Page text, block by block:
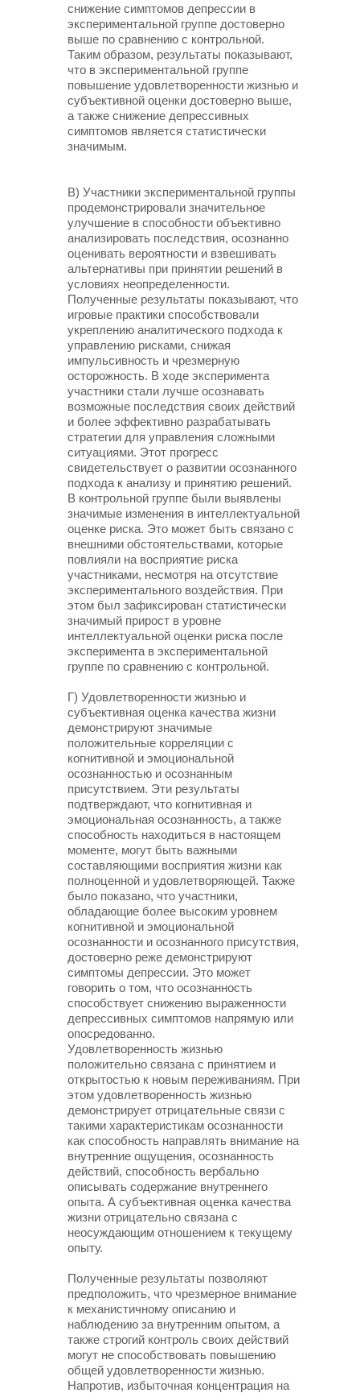
снижение симптомов депрессии в
экспериментальной группе достоверно
выше по сравнению с контрольной.
Таким образом, результаты показывают,
что в экспериментальной группе
повышение удовлетворенности жизнью и
субъективной оценки достоверно выше,
а также снижение депрессивных
симптомов является статистически
значимым.
В) Участники экспериментальной группы
продемонстрировали значительное
улучшение в способности объективно
анализировать последствия, осознанно
оценивать вероятности и взвешивать
альтернативы при принятии решений в
условиях неопределенности.
Полученные результаты показывают, что
игровые практики способствовали
укреплению аналитического подхода к
управлению рисками, снижая
импульсивность и чрезмерную
осторожность. В ходе эксперимента
участники стали лучше осознавать
возможные последствия своих действий
и более эффективно разрабатывать
стратегии для управления сложными
ситуациями. Этот прогресс
свидетельствует о развитии осознанного
подхода к анализу и принятию решений.
В контрольной группе были выявлены
значимые изменения в интеллектуальной
оценке риска. Это может быть связано с
внешними обстоятельствами, которые
повлияли на восприятие риска
участниками, несмотря на отсутствие
экспериментального воздействия. При
этом был зафиксирован статистически
значимый прирост в уровне
интеллектуальной оценки риска после
эксперимента в экспериментальной
группе по сравнению с контрольной.
Г) Удовлетворенности жизнью и
субъективная оценка качества жизни
демонстрируют значимые
положительные корреляции с
когнитивной и эмоциональной
осознанностью и осознанным
присутствием. Эти результаты
подтверждают, что когнитивная и
эмоциональная осознанность, а также
способность находиться в настоящем
моменте, могут быть важными
составляющими восприятия жизни как
полноценной и удовлетворяющей. Также
было показано, что участники,
обладающие более высоким уровнем
когнитивной и эмоциональной
осознанности и осознанного присутствия,
достоверно реже демонстрируют
симптомы депрессии. Это может
говорить о том, что осознанность
способствует снижению выраженности
депрессивных симптомов напрямую или
опосредованно.
Удовлетворенность жизнью
положительно связана с принятием и
открытостью к новым переживаниям. При
этом удовлетворенность жизнью
демонстрирует отрицательные связи с
такими характеристикам осознанности
как способность направлять внимание на
внутренние ощущения, осознанность
действий, способность вербально
описывать содержание внутреннего
опыта. А субъективная оценка качества
жизни отрицательно связана с
неосуждающим отношением к текущему
опыту.
Полученные результаты позволяют
предположить, что чрезмерное внимание
к механистичному описанию и
наблюдению за внутренним опытом, а
также строгий контроль своих действий
могут не способствовать повышению
общей удовлетворенности жизнью.
Напротив, избыточная концентрация на